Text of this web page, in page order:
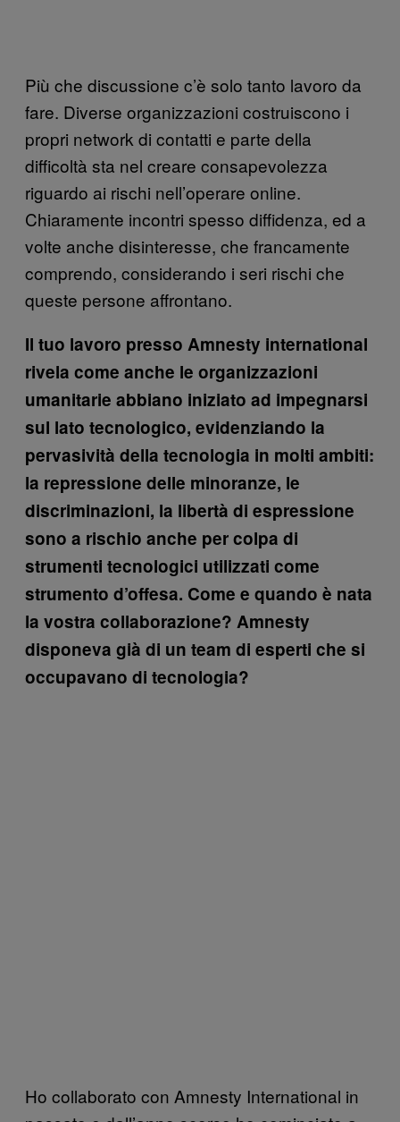
Più che discussione c’è solo tanto lavoro da
fare. Diverse organizzazioni costruiscono i
propri network di contatti e parte della
difficoltà sta nel creare consapevolezza
riguardo ai rischi nell’operare online.
Chiaramente incontri spesso diffidenza, ed a
volte anche disinteresse, che francamente
comprendo, considerando i seri rischi che
queste persone affrontano.
Il tuo lavoro presso Amnesty international
rivela come anche le organizzazioni
umanitarie abbiano iniziato ad impegnarsi
sul lato tecnologico, evidenziando la
pervasività della tecnologia in molti ambiti:
la repressione delle minoranze, le
discriminazioni, la libertà di espressione
sono a rischio anche per colpa di
strumenti tecnologici utilizzati come
strumento d’offesa. Come e quando è nata
la vostra collaborazione? Amnesty
disponeva già di un team di esperti che si
occupavano di tecnologia?
Ho collaborato con Amnesty International in